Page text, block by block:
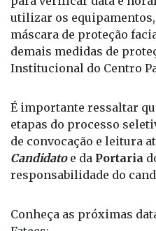
interessados devem
para verificar data e
utilizar os equipamentos,
máscara de proteção
demais medidas de
É importante ressaltar
etapas do processo
de convocação e leitura
Candidatoe daPortaria